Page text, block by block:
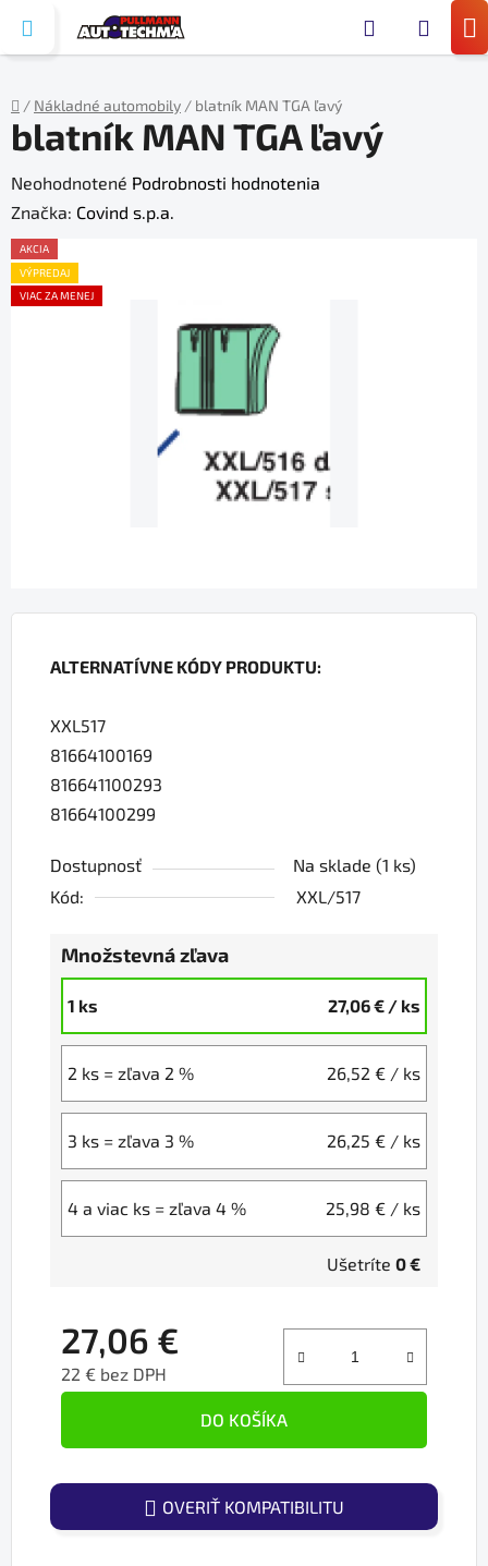
obsah
Domov
/ Nákladné automobily / blatník MAN TGA ľavý
ALTERNATÍVNE KÓDY PRODUKTU:
XXL517
81664100169
816641100293
81664100299
Dostupnosť Na sklade (1 ks)
Kód:
XXL/517
Množstevná zľava
1 ks 27,06 € / ks
2 ks = zľava 2 % 26,52 € / ks
3 ks = zľava 3 % 26,25 € / ks
4 a viac ks = zľava 4 % 25,98 € / ks
Ušetríte 0 €
27,06 €
22 € bez DPH
DO KOŠÍKA
OVERIŤ KOMPATIBILITU
blatník MAN TGA ľavý
Priemerné
hodnotenie
produktu
je
0,0
Neohodnotené Podrobnosti hodnotenia
Značka: Covind s.p.a.
AKCIA
VÝPREDAJ
VIAC ZA MENEJ